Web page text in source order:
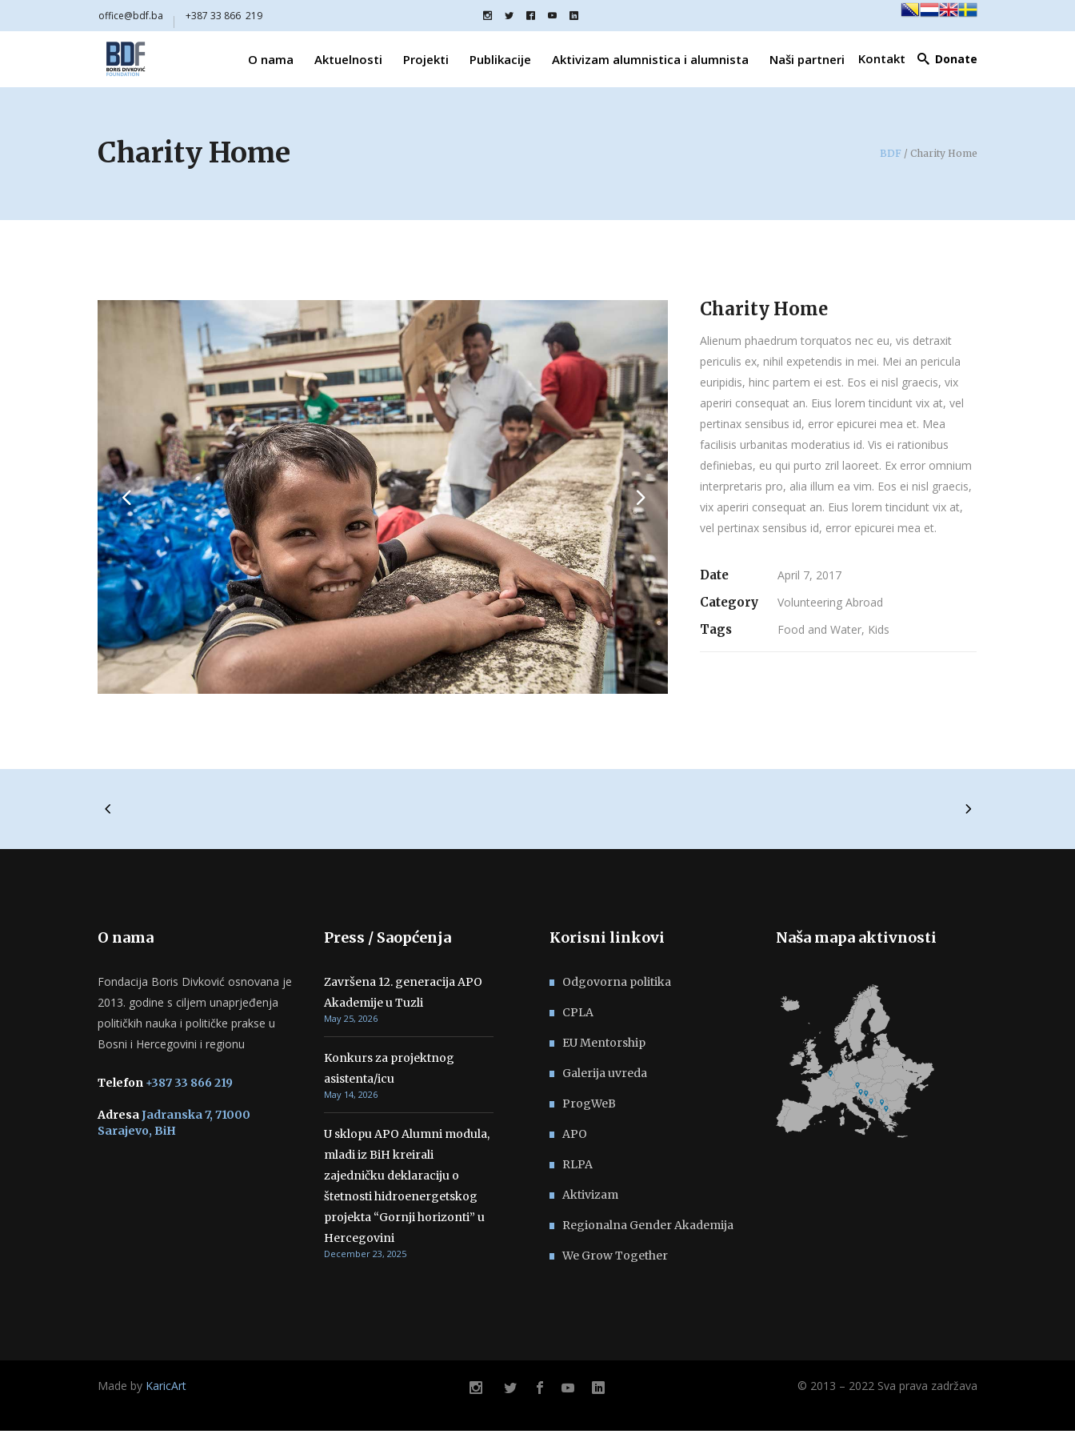
office@bdf.ba +387 33 866 219
O nama Aktuelnosti Projekti Publikacije Aktivizam alumnistica i alumnista Naši partneri Kontakt Donate
Charity Home BDF / Charity Home
Charity Home
Alienum phaedrum torquatos nec eu, vis detraxit
periculis ex, nihil expetendis in mei. Mei an pericula
euripidis, hinc partem ei est. Eos ei nisl graecis, vix
aperiri consequat an. Eius lorem tincidunt vix at, vel
pertinax sensibus id, error epicurei mea et. Mea
facilisis urbanitas moderatius id. Vis ei rationibus
definiebas, eu qui purto zril laoreet. Ex error omnium
interpretaris pro, alia illum ea vim. Eos ei nisl graecis,
vix aperiri consequat an. Eius lorem tincidunt vix at,
vel pertinax sensibus id, error epicurei mea et.
Date
April 7, 2017
Category
Volunteering Abroad
Tags
Food and Water, Kids
O nama
Fondacija Boris Divković osnovana je
2013. godine s ciljem unaprjeđenja
političkih nauka i političke prakse u
Bosni i Hercegovini i regionu
Telefon +387 33 866 219
AdresaJadranska 7, 71000
Sarajevo, BiH
Press / Saopćenja
Završena 12. generacija APO
Akademije u Tuzli
May 25, 2026
Konkurs za projektnog
asistenta/icu
May 14, 2026
U sklopu APO Alumni modula,
mladi iz BiH kreirali
zajedničku deklaraciju o
štetnosti hidroenergetskog
projekta “Gornji horizonti” u
Hercegovini
December 23, 2025
Korisni linkovi
Odgovorna politika
CPLA
EU Mentorship
Galerija uvreda
ProgWeB
APO
RLPA
Aktivizam
Regionalna Gender Akademija
We Grow Together
Naša mapa aktivnosti
Made by KaricArt © 2013 – 2022 Sva prava zadržava